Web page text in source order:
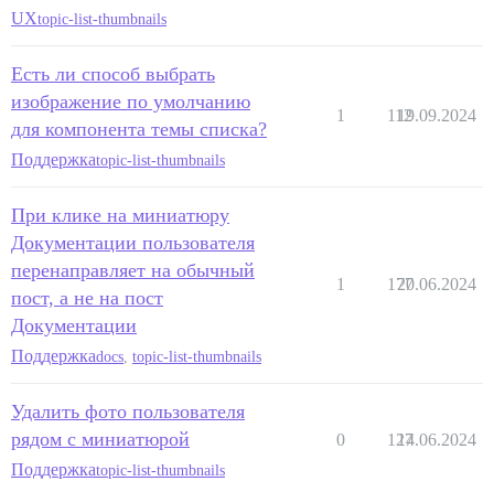
UXtopic-list-thumbnails
Есть ли способ выбрать
изображение по умолчанию
для компонента темы списка?
Поддержкаtopic-list-thumbnails
1 112
19.09.2024
При клике на миниатюру
Документации пользователя
перенаправляет на обычный
пост, а не на пост
Документации
Поддержкаdocs topic-list-thumbnails
1 177
20.06.2024
Удалить фото пользователя
рядом с миниатюрой
Поддержкаtopic-list-thumbnails
0 127
14.06.2024